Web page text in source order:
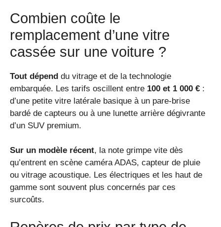
Combien coûte le
remplacement d’une vitre
cassée sur une voiture ?
Tout dépend du vitrage et de la technologie
embarquée. Les tarifs oscillent entre 100 et 1 000 € :
d’une petite vitre latérale basique à un pare-brise
bardé de capteurs ou à une lunette arrière dégivrante
d’un SUV premium.
Sur un modèle récent, la note grimpe vite dès
qu’entrent en scène caméra ADAS, capteur de pluie
ou vitrage acoustique. Les électriques et les haut de
gamme sont souvent plus concernés par ces
surcoûts.